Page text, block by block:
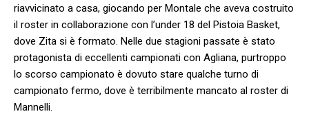
riavvicinato a casa, giocando per Montale che aveva costruito
il roster in collaborazione con l’under 18 del Pistoia Basket,
dove Zita si è formato. Nelle due stagioni passate è stato
protagonista di eccellenti campionati con Agliana, purtroppo
lo scorso campionato è dovuto stare qualche turno di
campionato fermo, dove è terribilmente mancato al roster di
Mannelli.